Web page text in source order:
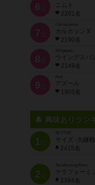
6 位
ニムト
2201名
7 位
Carcassonne
カルカソンヌ
2190名
8 位
Wingspan
ウイングスパ
2149名
9 位
Azul
アズール
1903名
興味ありラン
1位
SCYTHE
サイズ -大鎌
2415名
2位
Terraforming Mars
テラフォーミ
2394名